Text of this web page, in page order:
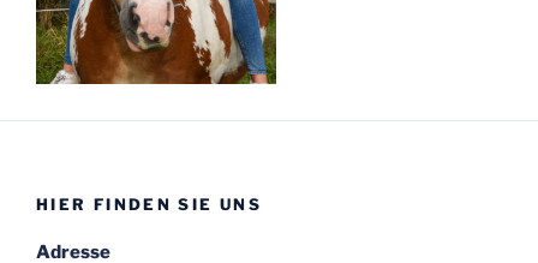
HIER FINDEN SIE UNS
Adresse